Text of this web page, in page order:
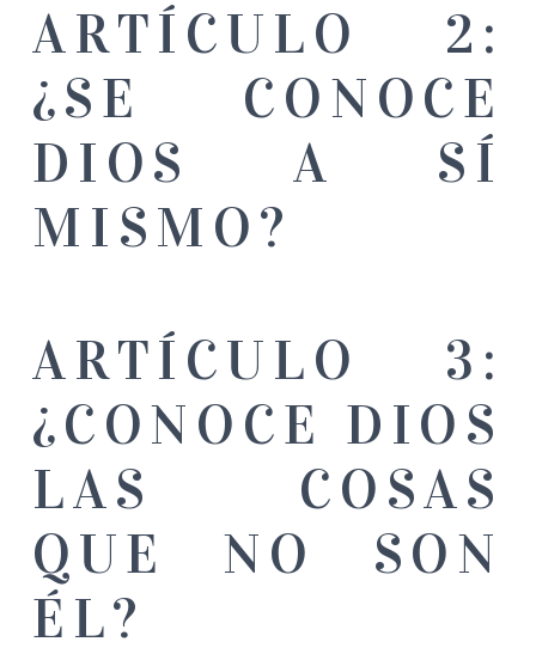
ARTÍCULO 2:
¿SE CONOCE
DIOS A SÍ
MISMO?
ARTÍCULO 3:
¿CONOCE DIOS
LAS COSAS
QUE NO SON
ÉL?